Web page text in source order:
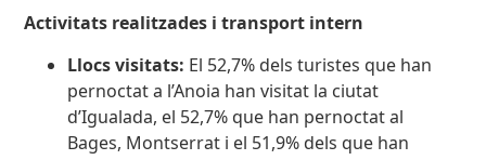
Activitats realitzades i transport intern
Llocs visitats: El 52,7% dels turistes que han
pernoctat a l’Anoia han visitat la ciutat
d’Igualada, el 52,7% que han pernoctat al
Bages, Montserrat i el 51,9% dels que han